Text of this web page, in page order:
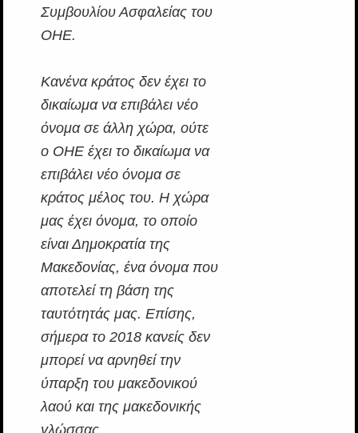
Συμβουλίου Ασφαλείας του
ΟΗΕ.
Κανένα κράτος δεν έχει το
δικαίωμα να επιβάλει νέο
όνομα σε άλλη χώρα, ούτε
ο ΟΗΕ έχει το δικαίωμα να
επιβάλει νέο όνομα σε
κράτος μέλος του. Η χώρα
μας έχει όνομα, το οποίο
είναι Δημοκρατία της
Μακεδονίας, ένα όνομα που
αποτελεί τη βάση της
ταυτότητάς μας. Επίσης,
σήμερα το 2018 κανείς δεν
μπορεί να αρνηθεί την
ύπαρξη του μακεδονικού
λαού και της μακεδονικής